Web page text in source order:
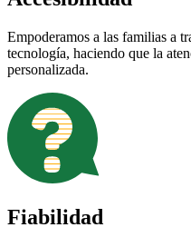
Empoderamos a las familias a
tecnología, haciendo que la
personalizada.
Fiabilidad